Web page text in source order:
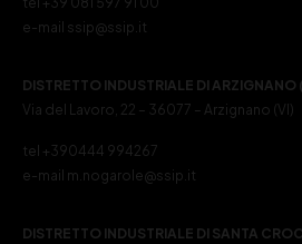
e-mail ssip@ssip.it
DISTRETTO INDUSTRIALE DI ARZIGNANO
Via del Lavoro, 22 – 36077 – Arzignano (VI)
tel +390444 994267
e-mail m.nogarole@ssip.it
DISTRETTO INDUSTRIALE DI SANTA